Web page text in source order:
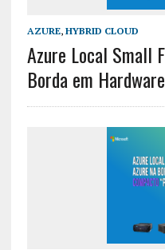
AZURE, HYBRID CLOUD
Azure Local Small
Borda em